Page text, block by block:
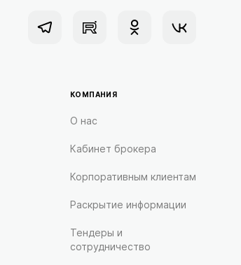
КОМПАНИЯ
О нас
Кабинет брокера
Корпоративным клиентам
Раскрытие информации
Тендеры и
сотрудничество